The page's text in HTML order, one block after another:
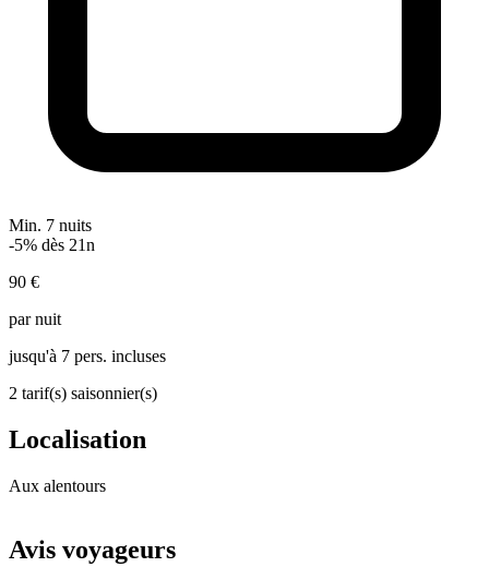
Min. 7 nuits
-5% dès 21n
90 €
par nuit
jusqu'à 7 pers. incluses
2 tarif(s) saisonnier(s)
Localisation
Aux alentours
+
Avis voyageurs